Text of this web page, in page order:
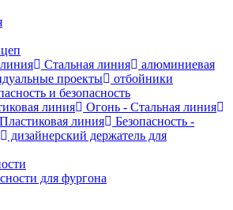
Стальная линия
алюминиевая
проекты
отбойники
и безопасность
линия
Огонь - Стальная линия
линия
Безопасность -
дизайнерский держатель для
для фургона